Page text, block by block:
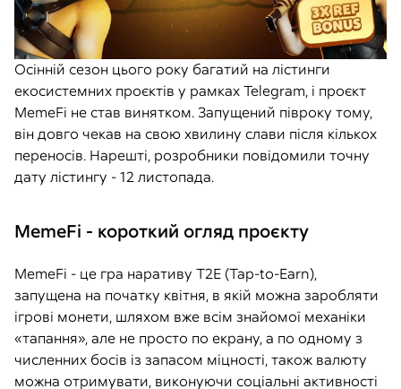
Осінній сезон цього року багатий на лістинги
екосистемних проєктів у рамках Telegram, і проєкт
MemeFi не став винятком. Запущений півроку тому,
він довго чекав на свою хвилину слави після кількох
переносів. Нарешті, розробники повідомили точну
дату лістингу - 12 листопада.
MemeFi - короткий огляд проєкту
MemeFi - це гра наративу T2E (Tap-to-Earn),
запущена на початку квітня, в якій можна заробляти
ігрові монети, шляхом вже всім знайомої механіки
«тапання», але не просто по екрану, а по одному з
численних босів із запасом міцності, також валюту
можна отримувати, виконуючи соціальні активності